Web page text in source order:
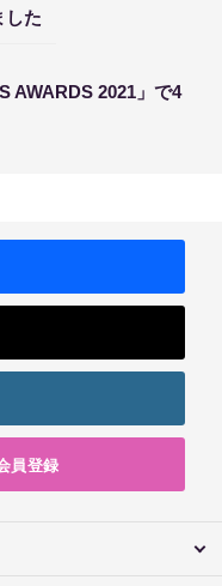
した
AWARDS 2021」で4
員登録